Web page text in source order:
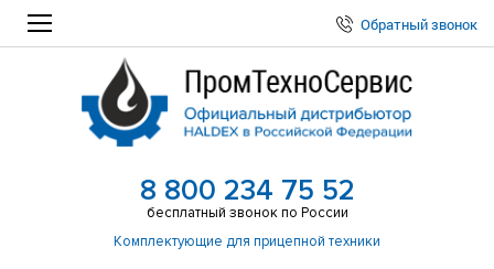
Обратный звонок
8 800 234 75 52
бесплатный звонок по России
Комплектующие для прицепной техники